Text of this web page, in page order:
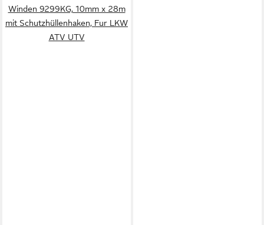
Winden 9299KG, 10mm x 28m
mit Schutzhüllenhaken, Fur LKW
ATV UTV